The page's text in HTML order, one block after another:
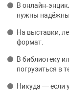
В
нужны
На выставки,
формат.
В библиотеку
погрузиться в
Никуда — если